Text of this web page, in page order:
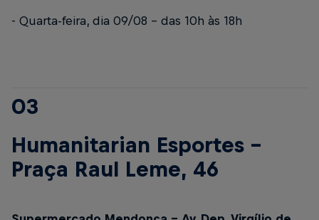
- Quarta-feira, dia 09/08 – das 10h às 18h
03
Humanitarian Esportes –
Praça Raul Leme, 46